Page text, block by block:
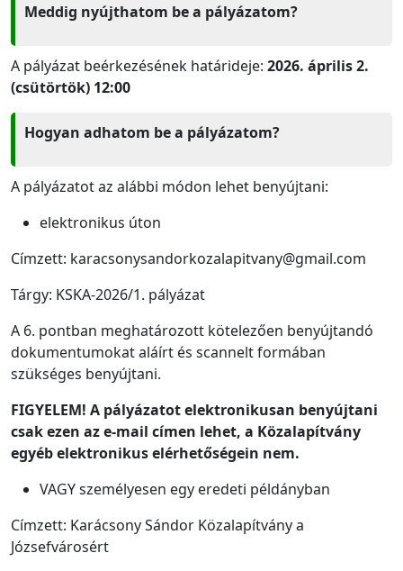
Meddig nyújthatom be a pályázatom?
A pályázat beérkezésének határideje: 2026. április 2.
(csütörtök) 12:00
Hogyan adhatom be a pályázatom?
A pályázatot az alábbi módon lehet benyújtani:
elektronikus úton
Címzett: karacsonysandorkozalapitvany@gmail.com
Tárgy: KSKA-2026/1. pályázat
A 6. pontban meghatározott kötelezően benyújtandó
dokumentumokat aláírt és scannelt formában
szükséges benyújtani.
FIGYELEM! A pályázatot elektronikusan benyújtani
csak ezen az e-mail címen lehet, a Közalapítvány
egyéb elektronikus elérhetőségein nem.
VAGY személyesen egy eredeti példányban
Címzett: Karácsony Sándor Közalapítvány a
Józsefvárosért